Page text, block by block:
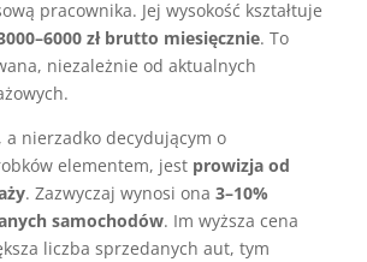
pracownika. Jej wysokość kształtuje
zł brutto miesięcznie. To
niezależnie od aktualnych
a nierzadko decydującym o
elementem, jest prowizja od
. Zazwyczaj wynosi ona3–10%
samochodów. Im wyższa cena
liczba sprzedanych aut, tym